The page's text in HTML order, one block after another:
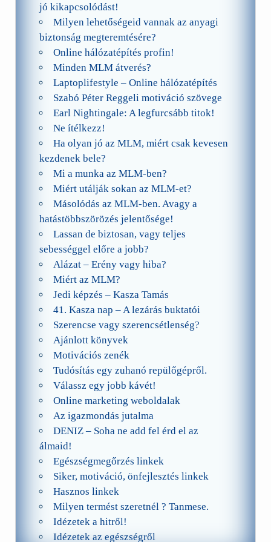
jó kikapcsolódást!
Milyen lehetőségeid vannak az anyagi
biztonság megteremtésére?
Online hálózatépítés profin!
Minden MLM átverés?
Laptoplifestyle – Online hálózatépítés
Szabó Péter Reggeli motiváció szövege
Earl Nightingale: A legfurcsább titok!
Ne ítélkezz!
Ha olyan jó az MLM, miért csak kevesen
kezdenek bele?
Mi a munka az MLM-ben?
Miért utálják sokan az MLM-et?
Másolódás az MLM-ben. Avagy a
hatástöbbszörözés jelentősége!
Lassan de biztosan, vagy teljes
sebességgel előre a jobb?
Alázat – Erény vagy hiba?
Miért az MLM?
Jedi képzés – Kasza Tamás
41. Kasza nap – A lezárás buktatói
Szerencse vagy szerencsétlenség?
Ajánlott könyvek
Motivációs zenék
Tudósítás egy zuhanó repülőgépről.
Válassz egy jobb kávét!
Online marketing weboldalak
Az igazmondás jutalma
DENIZ – Soha ne add fel érd el az
álmaid!
Egészségmegőrzés linkek
Siker, motiváció, önfejlesztés linkek
Hasznos linkek
Milyen termést szeretnél ? Tanmese.
Idézetek a hitről!
Idézetek az egészségről